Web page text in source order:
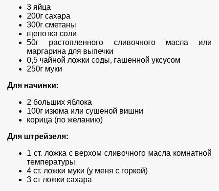
3 яйца
200г сахара
300г сметаны
щепотка соли
50г растопленного сливочного масла или
маргарина для выпечки
0,5 чайной ложки соды, гашенной уксусом
250г муки
Для начинки:
2 больших яблока
100г изюма или сушеной вишни
корица (по желанию)
Для штрейзеля:
1 ст. ложка с верхом сливочного масла комнатной
температуры
4 ст. ложки муки (у меня с горкой)
3 ст ложки сахара